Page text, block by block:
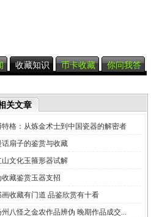
收藏知识 币卡收藏 你问我答
关文章
特格：从炼金术士到中国瓷器的解密者
话扇子的鉴赏与收藏
山文化玉箍形器试解
收藏鉴赏玉器支招
画收藏有门道 品鉴欣赏有十看
州八怪之金农作品辨伪 晚期作品成交...